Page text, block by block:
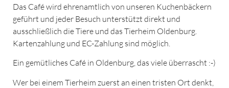
Das Café wird ehrenamtlich von unseren Kuchenbäckern
geführt und jeder Besuch unterstützt direkt und
ausschließlich die Tiere und das Tierheim Oldenburg.
Kartenzahlung und EC-Zahlung sind möglich.
Ein gemütliches Café in Oldenburg, das viele überrascht :-)
Wer bei einem Tierheim zuerst an einen tristen Ort denkt,